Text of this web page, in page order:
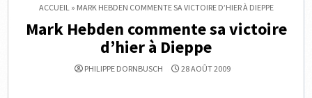
ACCUEIL» MARK HEBDEN COMMENTE SA VICTOIRE D’HIER À DIEPPE
Mark Hebden commente sa victoire
d’hier à Dieppe
PHILIPPE DORNBUSCH 28 AOÛT 2009